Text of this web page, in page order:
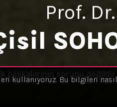
Prof. Dr.
kullanıyoruz. Bu bilgileri